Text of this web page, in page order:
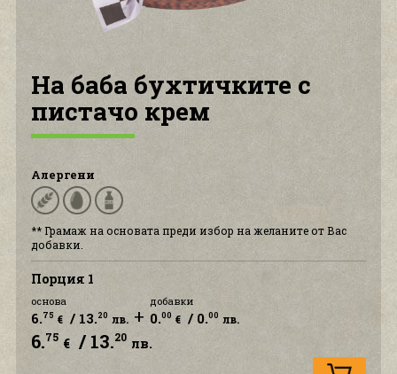
На баба бухтичките с
пистачо крем
Алергени
** Грамаж на основата преди избор на желаните от Вас
добавки.
Порция 1
основа
6.75 €/ 13.20 лв. +
добавки
0.00 €/ 0.00 лв.
6.75 €/ 13.20 лв.